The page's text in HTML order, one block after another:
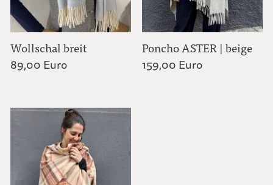
Wollschal breit
89,00 Euro
Poncho ASTER | beige
159,00 Euro